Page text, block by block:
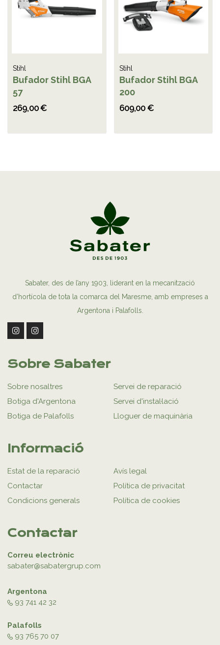
Stihl
Bufador Stihl BGA
57
269,00 €
Stihl
Bufador Stihl BGA
200
609,00 €
Sabater, des de l’any 1903, liderant en la mecanització
d’hortícola de tota la comarca del Maresme, amb empreses a
Argentona i Palafolls.
Sobre Sabater
Sobre nosaltres
Botiga d'Argentona
Botiga de Palafolls
Servei de reparació
Servei d'instal·lació
Lloguer de maquinària
Informació
Estat de la reparació
Contactar
Condicions generals
Avís legal
Política de privacitat
Política de cookies
Contactar
Correu electrònic
sabater@sabatergrup.com
Argentona
93 741 42 32
Palafolls
93 765 70 07